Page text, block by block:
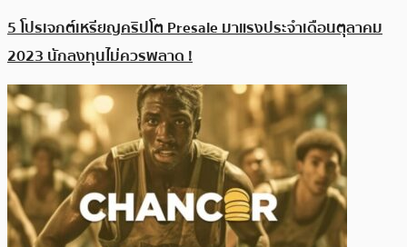
5 โปรเจกต์เหรียญคริปโต Presale มาแรงประจำเดือนตุลาคม
2023 นักลงทุนไม่ควรพลาด !